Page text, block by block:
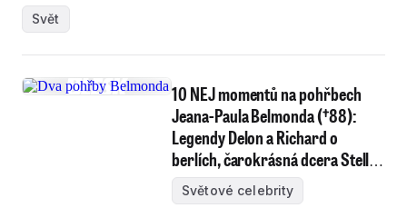
Svět
10 NEJ momentů na pohřbech
Jeana-Paula Belmonda (†88):
Legendy Delon a Richard o
berlích, čarokrásná dcera Stella
(18) s matkou
Světové celebrity